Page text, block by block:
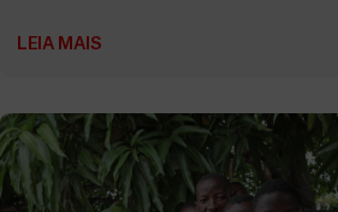
LEIA MAIS